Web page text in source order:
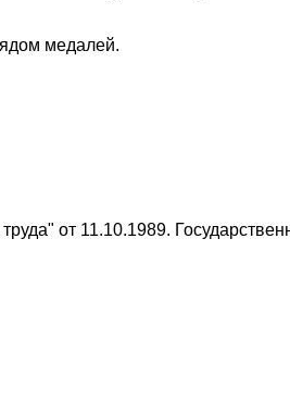
медалей.
от 11.10.1989.